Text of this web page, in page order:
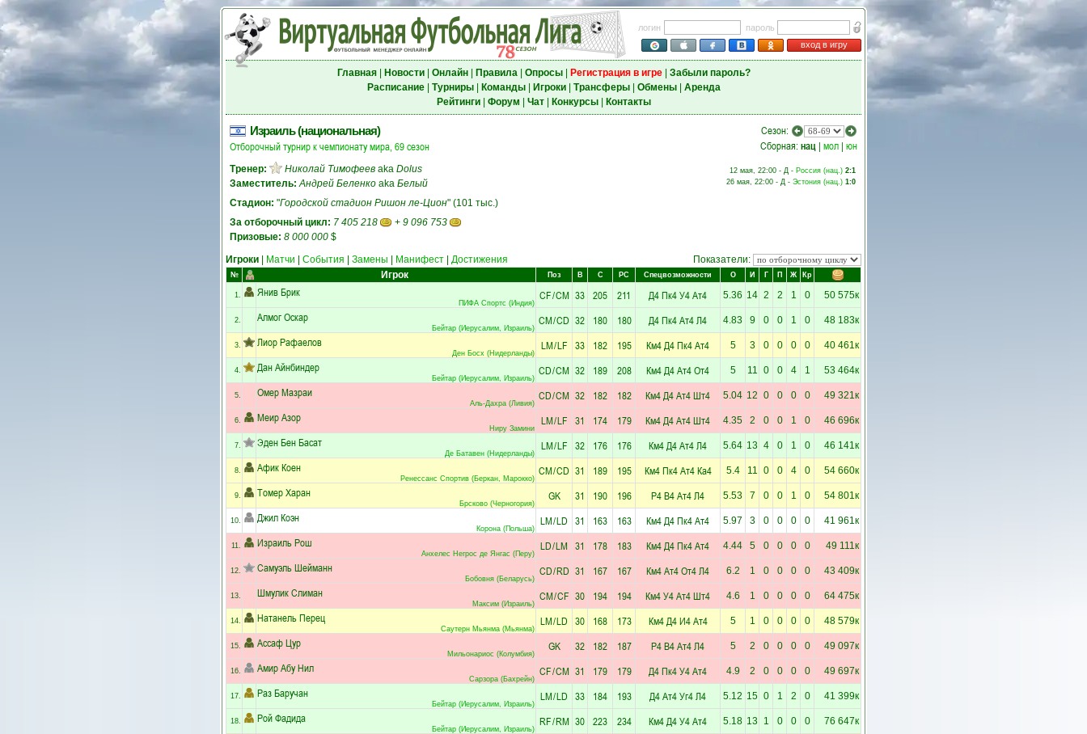
логин
пароль
вход в игру
Главная| Новости| Онлайн| Правила| Опросы| Регистрация в игре| Забыли пароль?
Расписание| Турниры| Команды| Игроки| Трансферы| Обмены| Аренда
Рейтинги| Форум Чат| Конкурсы| Контакты
Израиль (национальная)
Отборочный турнир к чемпионату мира, 69 сезон
Тренер: Николай Тимофеев aka Dolus
Заместитель: Андрей Беленко aka Белый
Стадион: "Городской стадион Ришон ле-Цион" (101 тыс.)
За отборочный цикл: 7 405 218 + 9 096 753
Призовые: 8 000 000 $
Сезон:
Сборная: нац | мол | юн
12 мая, 22:00 - Д - Россия (нац.) 2:1
26 мая, 22:00 - Д - Эстония (нац.) 1:0
Игроки Матчи События Замены Манифест Достижения Показатели:
№ Игрок Поз В С РС Спецвозможности О И Г П Ж Кр
1. Янив Брик
ПИФА Спортс (Индия)
CF/CM 33 205 211 Д4Пк4У4Ат4 5.36 14 2 2 1 0 50 575к
2. Алмог Оскар
Бейтар (Иерусалим, Израиль)
CM/CD 32 180 180 Д4Пк4Ат4Л4 4.83 9 0 0 1 0 48 183к
3. Лиор Рафаелов
Ден Босх (Нидерланды)
LM/LF 33 182 195 Км4Д4Пк4Ат4 5 3 0 0 0 0 40 461к
4. Дан Айнбиндер
Бейтар (Иерусалим, Израиль)
CD/CM 32 189 208 Км4Д4Ат4От4 5 11 0 0 4 1 53 464к
5. Омер Мазраи
Аль-Дахра (Ливия)
CD/CM 32 182 182 Км4Д4Ат4Шт4 5.04 12 0 0 0 0 49 321к
6. Меир Азор
Ниру Замини
LM/LF 31 174 179 Км4Д4Ат4Шт4 4.35 2 0 0 1 0 46 696к
7. Эден Бен Басат
Де Батавен (Нидерланды)
LM/LF 32 176 176 Км4Д4Ат4Л4 5.64 13 4 0 1 0 46 141к
8. Афик Коен
Ренессанс Спортив (Беркан, Марокко)
CM/CD 31 189 195 Км4Пк4Ат4Ка4 5.4 11 0 0 4 0 54 660к
9. Томер Харан
Брсково (Черногория)
GK 31 190 196 Р4В4Ат4Л4 5.53 7 0 0 1 0 54 801к
10. Джил Коэн
Корона (Польша)
LM/LD 31 163 163 Км4Д4Пк4Ат4 5.97 3 0 0 0 0 41 961к
11. Израиль Рош
Анхелес Негрос де Янгас (Перу)
LD/LM 31 178 183 Км4Д4Пк4Ат4 4.44 5 0 0 0 0 49 111к
12. Самуэль Шейманн
Бобовня (Беларусь)
CD/RD 31 167 167 Км4Ат4От4Л4 6.2 1 0 0 0 0 43 409к
13. Шмулик Слиман
Максим (Израиль)
CM/CF 30 194 194 Км4У4Ат4Шт4 4.6 1 0 0 0 0 64 475к
14. Натанель Перец
Саутерн Мьянма (Мьянма)
LM/LD 30 168 173 Км4Д4И4Ат4 5 1 0 0 0 0 48 579к
15. Ассаф Цур
Мильонариос (Колумбия)
GK 32 182 187 Р4В4Ат4Л4 5 2 0 0 0 0 49 097к
16. Амир Абу Нил
Сарзора (Бахрейн)
CF/CM 31 179 179 Д4Пк4У4Ат4 4.9 2 0 0 0 0 49 697к
17. Раз Баручан
Бейтар (Иерусалим, Израиль)
LM/LD 33 184 193 Д4Ат4Уг4Л4 5.12 15 0 1 2 0 41 399к
18. Рой Фадида
Бейтар (Иерусалим, Израиль)
RF/RM 30 223 234 Км4Д4У4Ат4 5.18 13 1 0 0 0 76 647к